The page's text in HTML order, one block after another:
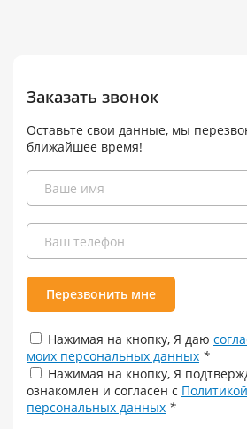
Заказать звонок
Оставьте свои данные, мы
ближайшее время!
Перезвонить мне
Нажимая на кнопку, Я даю
моих персональных данных *
Нажимая на кнопку, Я
ознакомлен и согласен с
персональных данных *